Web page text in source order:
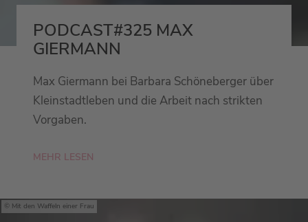
PODCAST#325 MAX
GIERMANN
Max Giermann bei Barbara Schöneberger über
Kleinstadtleben und die Arbeit nach strikten
Vorgaben.
MEHR LESEN
Mit den Waffeln einer Frau